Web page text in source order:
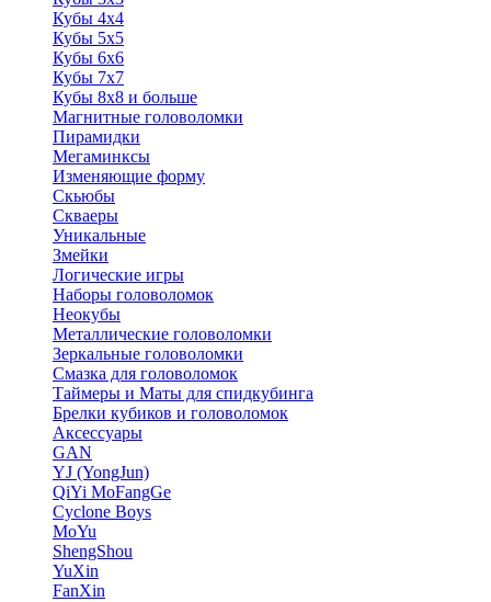
Кубы 4x4
Кубы 5х5
Кубы 6х6
Кубы 7х7
Кубы 8х8 и больше
Магнитные головоломки
Пирамидки
Мегаминксы
Изменяющие форму
Скьюбы
Скваеры
Уникальные
Змейки
Логические игры
Наборы головоломок
Неокубы
Металлические головоломки
Зеркальные головоломки
Смазка для головоломок
Таймеры и Маты для спидкубинга
Брелки кубиков и головоломок
Аксессуары
GAN
YJ (YongJun)
QiYi MoFangGe
Cyclone Boys
MoYu
ShengShou
YuXin
FanXin